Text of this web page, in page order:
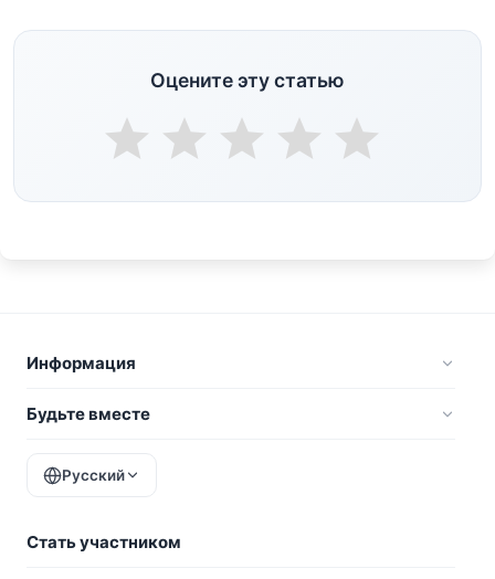
Оцените эту статью
Информация
Будьте вместе
Русский
Стать участником